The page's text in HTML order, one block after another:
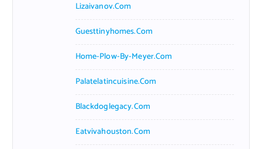
Lizaivanov.com
Guesttinyhomes.com
Home-Plow-By-Meyer.com
Palatelatincuisine.com
Blackdoglegacy.com
Eatvivahouston.com